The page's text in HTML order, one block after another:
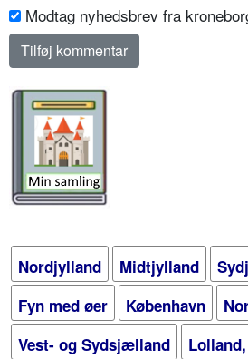
Modtag nyhedsbrev fra
Nordjylland Midtjylland
Fyn med øer
København
Vest- og Sydsjælland